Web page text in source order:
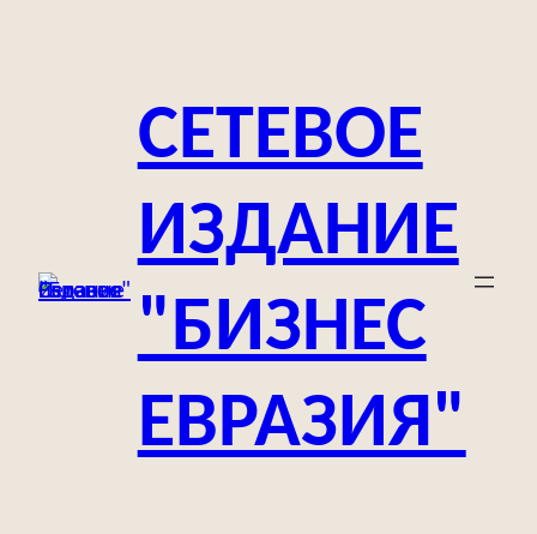
содержимомуСЕТЕВОЕ
ИЗДАНИЕ
"БИЗНЕС
ЕВРАЗИЯ"